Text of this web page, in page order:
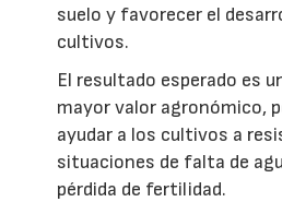
suelo y favorecer el
cultivos.
El resultado esperado es
mayor valor agronómico,
ayudar a los cultivos a
situaciones de falta de
pérdida de fertilidad.